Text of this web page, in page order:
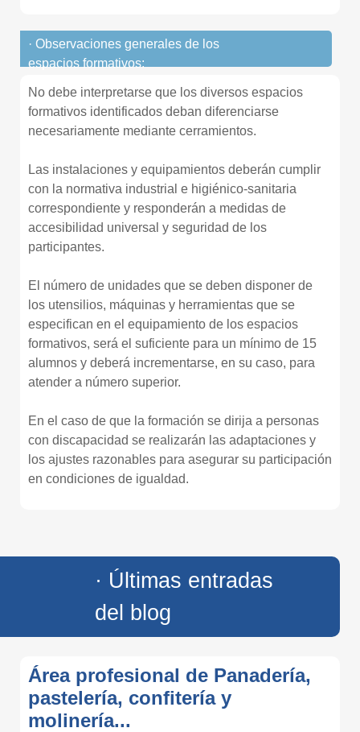
· Observaciones generales de los
espacios formativos:
No debe interpretarse que los diversos espacios
formativos identificados deban diferenciarse
necesariamente mediante cerramientos.
Las instalaciones y equipamientos deberán cumplir
con la normativa industrial e higiénico-sanitaria
correspondiente y responderán a medidas de
accesibilidad universal y seguridad de los
participantes.
El número de unidades que se deben disponer de
los utensilios, máquinas y herramientas que se
especifican en el equipamiento de los espacios
formativos, será el suficiente para un mínimo de 15
alumnos y deberá incrementarse, en su caso, para
atender a número superior.
En el caso de que la formación se dirija a personas
con discapacidad se realizarán las adaptaciones y
los ajustes razonables para asegurar su participación
en condiciones de igualdad.
· Últimas entradas
del blog
Área profesional de Panadería,
pastelería, confitería y
molinería...